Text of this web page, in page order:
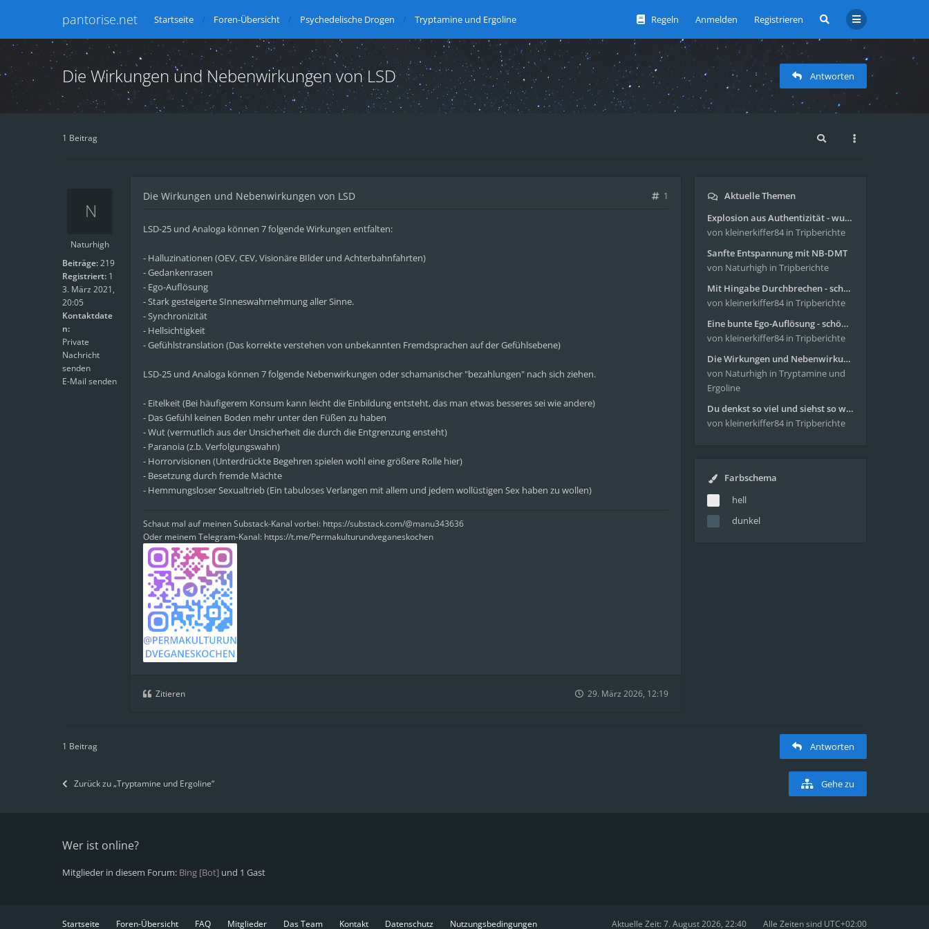
pantorise.net Regeln Anmelden Registrieren
Startseite Foren-Übersicht Psychedelische Drogen Tryptamine und Ergoline
Die Wirkungen und Nebenwirkungen von LSD Antworten
1 Beitrag
Naturhigh
Beiträge:219
Registriert: 1
3. März 2021,
20:05
Kontaktdate
n:
Private
Nachricht
senden
E-Mail senden
Die Wirkungen und Nebenwirkungen von LSD 1
LSD-25 und Analoga können 7 folgende Wirkungen entfalten:
- Halluzinationen (OEV, CEV, Visionäre BIlder und Achterbahnfahrten)
- Gedankenrasen
- Ego-Auflösung
- Stark gesteigerte SInneswahrnehmung aller Sinne.
- Synchronizität
- Hellsichtigkeit
- Gefühlstranslation (Das korrekte verstehen von unbekannten Fremdsprachen auf der Gefühlsebene)
LSD-25 und Analoga können 7 folgende Nebenwirkungen oder schamanischer "bezahlungen" nach sich ziehen.
- Eitelkeit (Bei häufigerem Konsum kann leicht die Einbildung entsteht, das man etwas besseres sei wie andere)
- Das Gefühl keinen Boden mehr unter den Füßen zu haben
- Wut (vermutlich aus der Unsicherheit die durch die Entgrenzung ensteht)
- Paranoia (z.b. Verfolgungswahn)
- Horrorvisionen (Unterdrückte Begehren spielen wohl eine größere Rolle hier)
- Besetzung durch fremde Mächte
- Hemmungsloser Sexualtrieb (Ein tabuloses Verlangen mit allem und jedem wollüstigen Sex haben zu wollen)
Schaut mal auf meinen Substack-Kanal vorbei: https://substack.com/@manu343636
Oder meinem Telegram-Kanal: https://t.me/Permakulturundveganeskochen
Zitieren 29. März 2026, 12:19
Aktuelle Themen
Explosion aus Authentizität - wunderbare Reise mit 4g Pilze
von kleinerkiffer84 in Tripberichte
Sanfte Entspannung mit NB-DMT
von Naturhigh in Tripberichte
Mit Hingabe Durchbrechen - schöne Reise mit 4g Pilze
von kleinerkiffer84 in Tripberichte
Eine bunte Ego-Auflösung - schöne Reise mit 4-AcO-DMT
von kleinerkiffer84 in Tripberichte
Die Wirkungen und Nebenwirkungen von LSD
von Naturhigh in Tryptamine und
Ergoline
Du denkst so viel und siehst so wenig - wunderbare Reise mit 4g Pilze
von kleinerkiffer84 in Tripberichte
Farbschema
hell
dunkel
1 Beitrag Antworten
Zurück zu „Tryptamine und Ergoline“ Gehe zu
Wer ist online?
Mitglieder in diesem Forum: Bing [Bot] und 1 Gast
Startseite Foren-Übersicht FAQ Mitglieder Das Team Kontakt Datenschutz Nutzungsbedingungen Alle Zeiten sind UTC+02:00
Aktuelle Zeit: 7. August 2026, 22:40